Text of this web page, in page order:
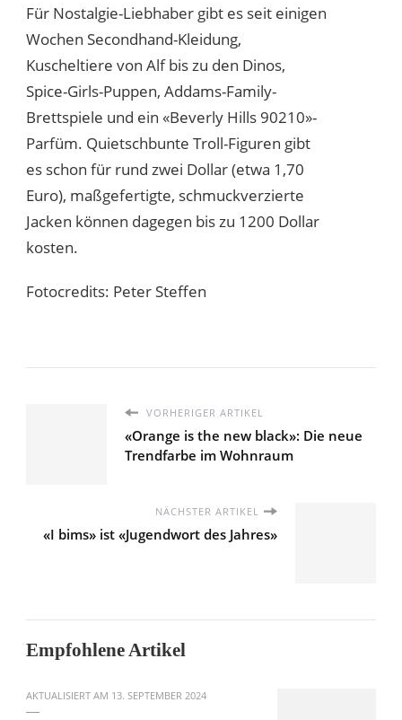
Für Nostalgie-Liebhaber gibt es seit einigen
Wochen Secondhand-Kleidung,
Kuscheltiere von Alf bis zu den Dinos,
Spice-Girls-Puppen, Addams-Family-
Brettspiele und ein «Beverly Hills 90210»-
Parfüm. Quietschbunte Troll-Figuren gibt
es schon für rund zwei Dollar (etwa 1,70
Euro), maßgefertigte, schmuckverzierte
Jacken können dagegen bis zu 1200 Dollar
kosten.
Fotocredits: Peter Steffen
VORHERIGER ARTIKEL
«Orange is the new black»: Die neue
Trendfarbe im Wohnraum
NÄCHSTER ARTIKEL
«I bims» ist «Jugendwort des Jahres»
Empfohlene Artikel
AKTUALISIERT AM 13. SEPTEMBER 2024